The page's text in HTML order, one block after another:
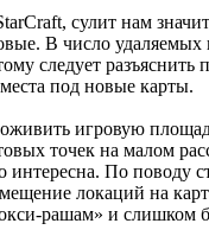
сулит нам
В число
следует
под новые карты.
игровую
точек на малом
интересна. По
локаций на
рашам» и слишком